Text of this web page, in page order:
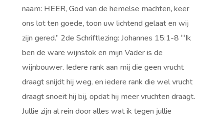
naam: HEER, God van de hemelse machten, keer
ons lot ten goede, toon uw lichtend gelaat en wij
zijn gered.” 2de Schriftlezing: Johannes 15:1-8 “‘Ik
ben de ware wijnstok en mijn Vader is de
wijnbouwer. Iedere rank aan mij die geen vrucht
draagt snijdt hij weg, en iedere rank die wel vrucht
draagt snoeit hij bij, opdat hij meer vruchten draagt.
Jullie zijn al rein door alles wat ik tegen jullie